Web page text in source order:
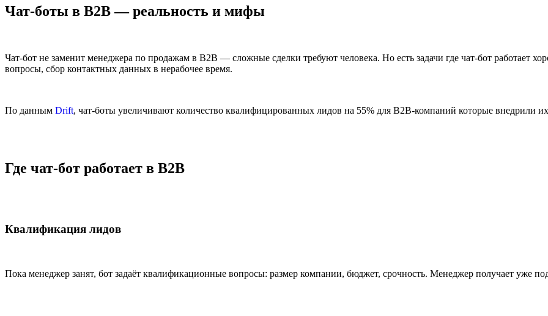
Чат-боты в B2B — реальность и мифы
Чат-бот не заменит менеджера по продажам в B2B — сложные сделки требуют человека. Но есть задачи где чат-бот работает
вопросы, сбор контактных данных в нерабочее время.
По данным Drift, чат-боты увеличивают количество квалифицированных лидов на 55% для B2B-компаний которые внедрили
Где чат-бот работает в B2B
Квалификация лидов
Пока менеджер занят, бот задаёт квалификационные вопросы: размер компании, бюджет, срочность. Менеджер получает уже